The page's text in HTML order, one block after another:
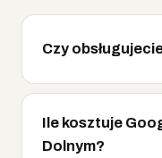
Czy
Ile kosztuje
Dolnym?